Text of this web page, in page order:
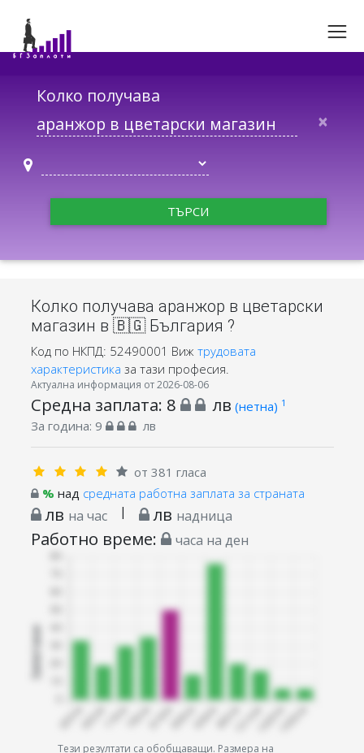
Колко получава
×
ТЪРСИ
Колко получава аранжор в цветарски
магазин в 🇧🇬 България ?
Код по НКПД: 52490001 Виж трудовата
характеристика за тази професия.
Актуална информация от 2026-08-06
Средна заплата: 8 лв (нетна) 1
За година: 9 лв
от 381 гласа
% над средната работна заплата за страната
лв на час | лв надница
Работно време: часа на ден
Тези резултати са обобщаващи. Размера на